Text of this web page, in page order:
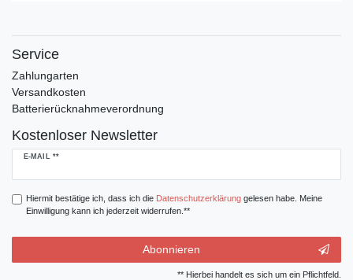
Service
Zahlungarten
Versandkosten
Batterierücknahmeverordnung
Kostenloser Newsletter
E-MAIL **
Newsletter
Hiermit bestätige ich, dass ich die Daten­schutz­erklärunggelesen habe. Meine
Einwilligung kann ich jederzeit widerrufen.**
Abonnieren
** Hierbei handelt es sich um ein Pflichtfeld.